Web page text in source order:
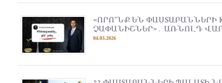
«ՈՐՈ՞ՆՔ ԵՆ
ՉԱՓԱՆԻՇՆԵՐ»․ ԱՌՆՈԼԴ
04.03.2026